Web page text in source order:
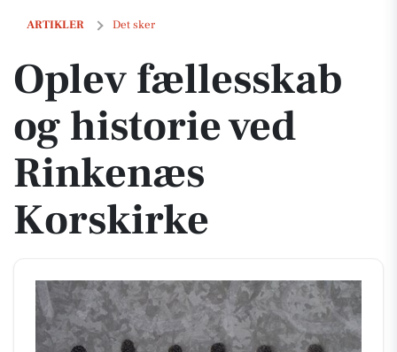
ARTIKLER Det sker
Oplev fællesskab og historie ved Rinkenæs Korskirke
Oplev fællesskab
og historie ved
Rinkenæs
Korskirke